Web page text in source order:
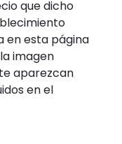
que dicho
en esta página
imagen
aparezcan
en el